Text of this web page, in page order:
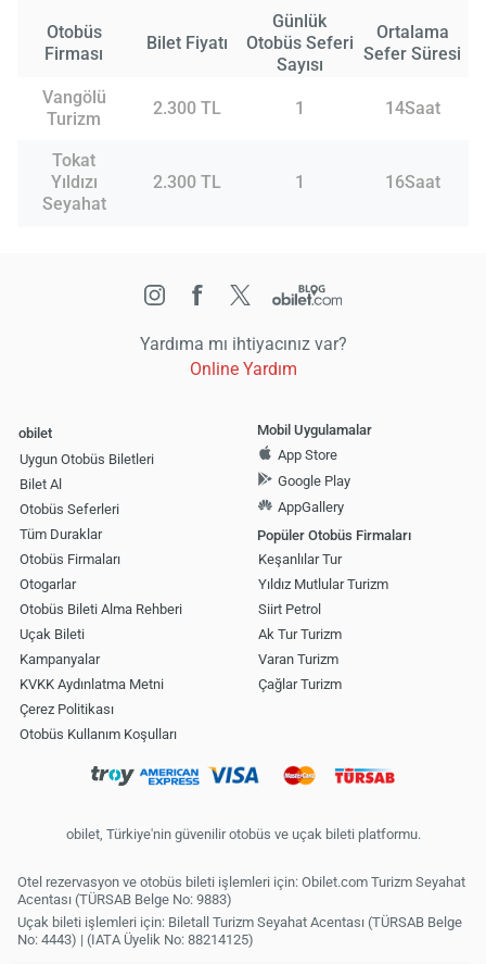
Otobüs
Firması
Bilet Fiyatı
Günlük
Otobüs Seferi
Sayısı
Ortalama
Sefer Süresi
Vangölü
Turizm
2.300 TL 1 14Saat
Tokat
Yıldızı
Seyahat
2.300 TL 1 16Saat
Yardıma mı ihtiyacınız var?
Online Yardım
obilet
Uygun Otobüs Biletleri
Bilet Al
Otobüs Seferleri
Tüm Duraklar
Otobüs Firmaları
Otogarlar
Otobüs Bileti Alma Rehberi
Uçak Bileti
Kampanyalar
KVKK Aydınlatma Metni
Çerez Politikası
Otobüs Kullanım Koşulları
Mobil Uygulamalar
App Store
Google Play
AppGallery
Popüler Otobüs Firmaları
Keşanlılar Tur
Yıldız Mutlular Turizm
Siirt Petrol
Ak Tur Turizm
Varan Turizm
Çağlar Turizm
obilet, Türkiye'nin güvenilir otobüs ve uçak bileti platformu.
Otel rezervasyon ve otobüs bileti işlemleri için: Obilet.com Turizm Seyahat
Acentası (TÜRSAB Belge No: 9883)
Uçak bileti işlemleri için: Biletall Turizm Seyahat Acentası (TÜRSAB Belge
No: 4443) | (IATA Üyelik No: 88214125)